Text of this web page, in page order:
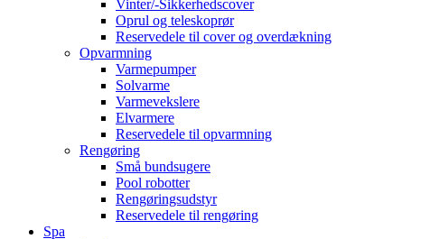
Vinter/-Sikkerhedscover
Oprul og teleskoprør
Reservedele til cover og overdækning
Opvarmning
Varmepumper
Solvarme
Varmevekslere
Elvarmere
Reservedele til opvarmning
Rengøring
Små bundsugere
Pool robotter
Rengøringsudstyr
Reservedele til rengøring
Spa